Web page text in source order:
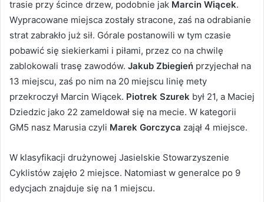
trasie przy ścince drzew, podobnie jak Marcin Wiącek.
Wypracowane miejsca zostały stracone, zaś na odrabianie
strat zabrakło już sił. Górale postanowili w tym czasie
pobawić się siekierkami i piłami, przez co na chwilę
zablokowali trasę zawodów. Jakub Zbiegień przyjechał na
13 miejscu, zaś po nim na 20 miejscu linię mety
przekroczył Marcin Wiącek. Piotrek Szurek był 21, a Maciej
Dziedzic jako 22 zameldował się na mecie. W kategorii
GM5 nasz Marusia czyli Marek Gorczyca zajął 4 miejsce.
W klasyfikacji drużynowej Jasielskie Stowarzyszenie
Cyklistów zajęło 2 miejsce. Natomiast w generalce po 9
edycjach znajduje się na 1 miejscu.